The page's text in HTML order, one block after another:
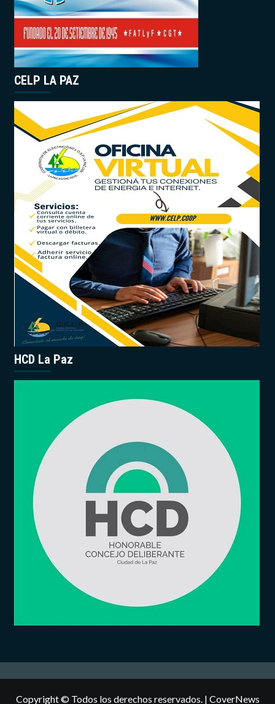
CELP LA PAZ
HCD La Paz
Copyright © Todos los derechos reservados. | CoverNews